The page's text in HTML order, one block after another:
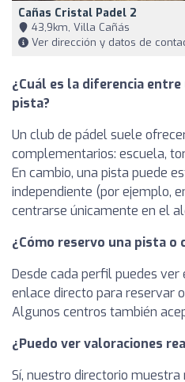
Cañas Cristal Padel 2
43,9km, Villa Cañás
Ver dirección y datos de
¿Cuál es la diferencia
pista?
Un club de pádel suele
complementarios: escuela,
En cambio, una pista puede
independiente (por ejemplo,
centrarse únicamente en el
¿Cómo reservo una pista o
Desde cada perfil puedes
enlace directo para reservar
Algunos centros también
¿Puedo ver valoraciones
Sí, nuestro directorio